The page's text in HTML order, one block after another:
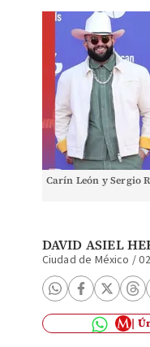
Carín León y Sergio
DAVID ASIEL
Ciudad de México /